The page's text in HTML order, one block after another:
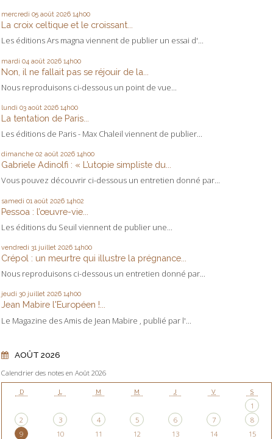
mercredi 05 août 2026 14h00
La croix celtique et le croissant...
Les éditions Ars magna viennent de publier un essai d'...
mardi 04 août 2026 14h00
Non, il ne fallait pas se réjouir de la...
Nous reproduisons ci-dessous un point de vue...
lundi 03 août 2026 14h00
La tentation de Paris...
Les éditions de Paris - Max Chaleil viennent de publier...
dimanche 02 août 2026 14h00
Gabriele Adinolfi : « L’utopie simpliste du...
Vous pouvez découvrir ci-dessous un entretien donné par...
samedi 01 août 2026 14h02
Pessoa : l’œuvre-vie...
Les éditions du Seuil viennent de publier une...
vendredi 31 juillet 2026 14h00
Crépol : un meurtre qui illustre la prégnance...
Nous reproduisons ci-dessous un entretien donné par...
jeudi 30 juillet 2026 14h00
Jean Mabire l'Européen !...
Le Magazine des Amis de Jean Mabire , publié par l'...
AOÛT 2026
Calendrier des notes en Août 2026
D L M M J V S
1
2
3 4 5 6 7
8
9
10 11 12 13 14
15